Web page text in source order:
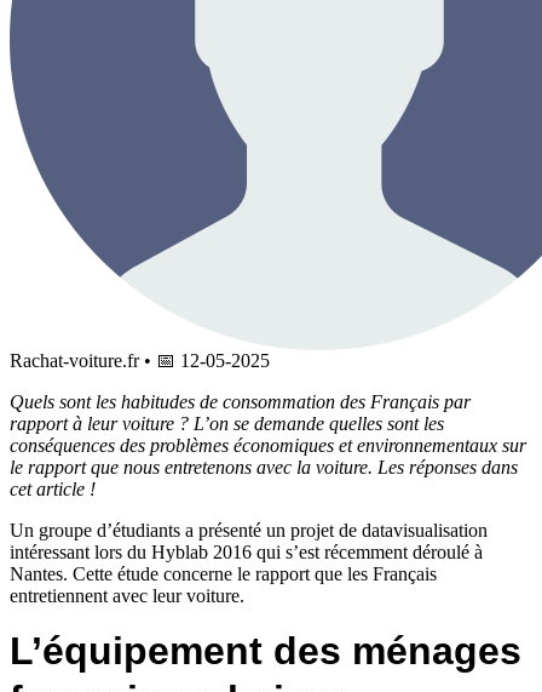
Rachat-voiture.fr • 📅 12-05-2025
Quels sont les habitudes de consommation des Français par
rapport à leur voiture ? L’on se demande quelles sont les
conséquences des problèmes économiques et environnementaux sur
le rapport que nous entretenons avec la voiture. Les réponses dans
cet article !
Un groupe d’étudiants a présenté un projet de datavisualisation
intéressant lors du Hyblab 2016 qui s’est récemment déroulé à
Nantes. Cette étude concerne le rapport que les Français
entretiennent avec leur voiture.
L’équipement des ménages